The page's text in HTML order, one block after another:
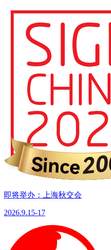
即将举办：上海秋交会
2026.9.15-17